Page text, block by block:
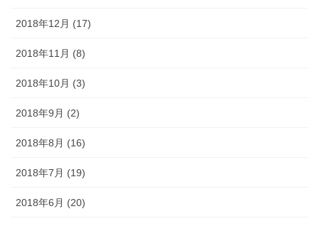
2018年12月 (17)
2018年11月 (8)
2018年10月 (3)
2018年9月 (2)
2018年8月 (16)
2018年7月 (19)
2018年6月 (20)